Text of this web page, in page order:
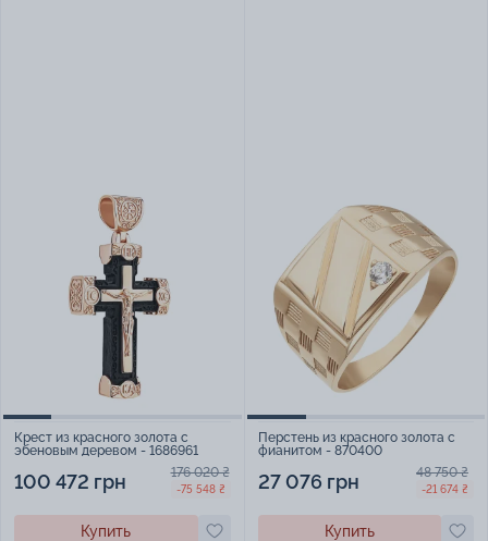
Крест из красного золота с
эбеновым деревом - 1686961
100 472 грн 176 020 ₴
-75 548 ₴
Купить
Перстень из красного золота с
фианитом - 870400
27 076 грн 48 750 ₴
-21 674 ₴
Купить